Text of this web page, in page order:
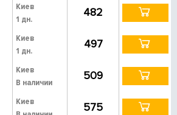
Киев
1 дн.
482
Киев
1 дн.
497
Киев
В наличии
509
Киев
575